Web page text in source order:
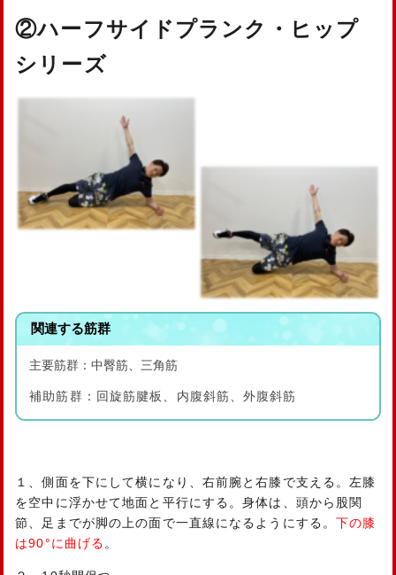
②ハーフサイドプランク・ヒップ
シリーズ
関連する筋群
主要筋群：中臀筋、三角筋
補助筋群：回旋筋腱板、内腹斜筋、外腹斜筋
１、側面を下にして横になり、右前腕と右膝で支える。左膝
を空中に浮かせて地面と平行にする。身体は、頭から股関
節、足までが脚の上の面で一直線になるようにする。下の膝
は90°に曲げる 。